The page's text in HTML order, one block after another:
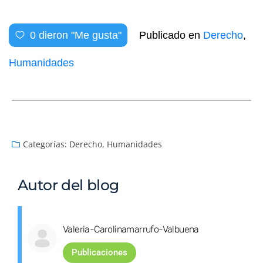
0 dieron "Me gusta" Publicado en Derecho,
Humanidades
Categorías: Derecho, Humanidades
Autor del blog
Valeria-Carolinamarrufo-Valbuena
Publicaciones